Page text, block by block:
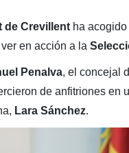
de Crevillent ha
en acción a la
Penalva, el concejal
de anfitriones en
Lara Sánchez.